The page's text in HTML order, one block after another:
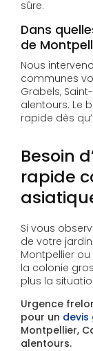
sûre.
Dans
de
Nous
communes
Grabels,
alentours. Le
rapide dès
Besoin
rapide
Si vous
de votre
Montpellier
la colonie
plus la
Urgence
pour un devis
Montpellier,
alentours.